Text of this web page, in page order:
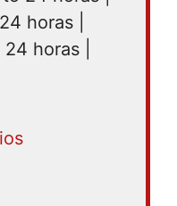
horas |
horas |